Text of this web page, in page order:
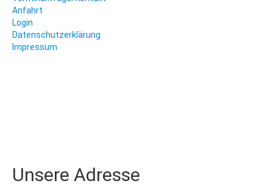
Anfahrt
Login
Datenschutzerklärung
Impressum
Unsere Adresse